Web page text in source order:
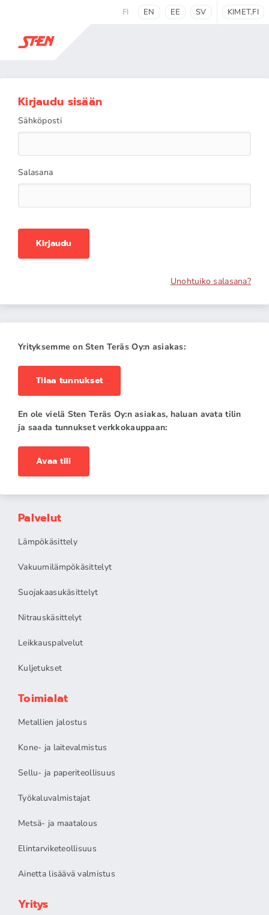
FI EN EE SV KIMET.FI
Kirjaudu sisään
Sähköposti
Salasana
Kirjaudu
Unohtuiko salasana?
Yrityksemme on Sten Teräs Oy:n asiakas:
Tilaa tunnukset
En ole vielä Sten Teräs Oy:n asiakas, haluan avata tilin
ja saada tunnukset verkkokauppaan:
Avaa tili
Palvelut
Lämpökäsittely
Vakuumilämpökäsittelyt
Suojakaasukäsittelyt
Nitrauskäsittelyt
Leikkauspalvelut
Kuljetukset
Toimialat
Metallien jalostus
Kone- ja laitevalmistus
Sellu- ja paperiteollisuus
Työkaluvalmistajat
Metsä- ja maatalous
Elintarviketeollisuus
Ainetta lisäävä valmistus
Yritys